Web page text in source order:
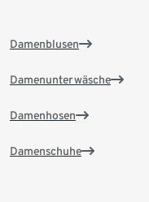
Damenblusen
Damenunterwäsche
Damenhosen
Damenschuhe